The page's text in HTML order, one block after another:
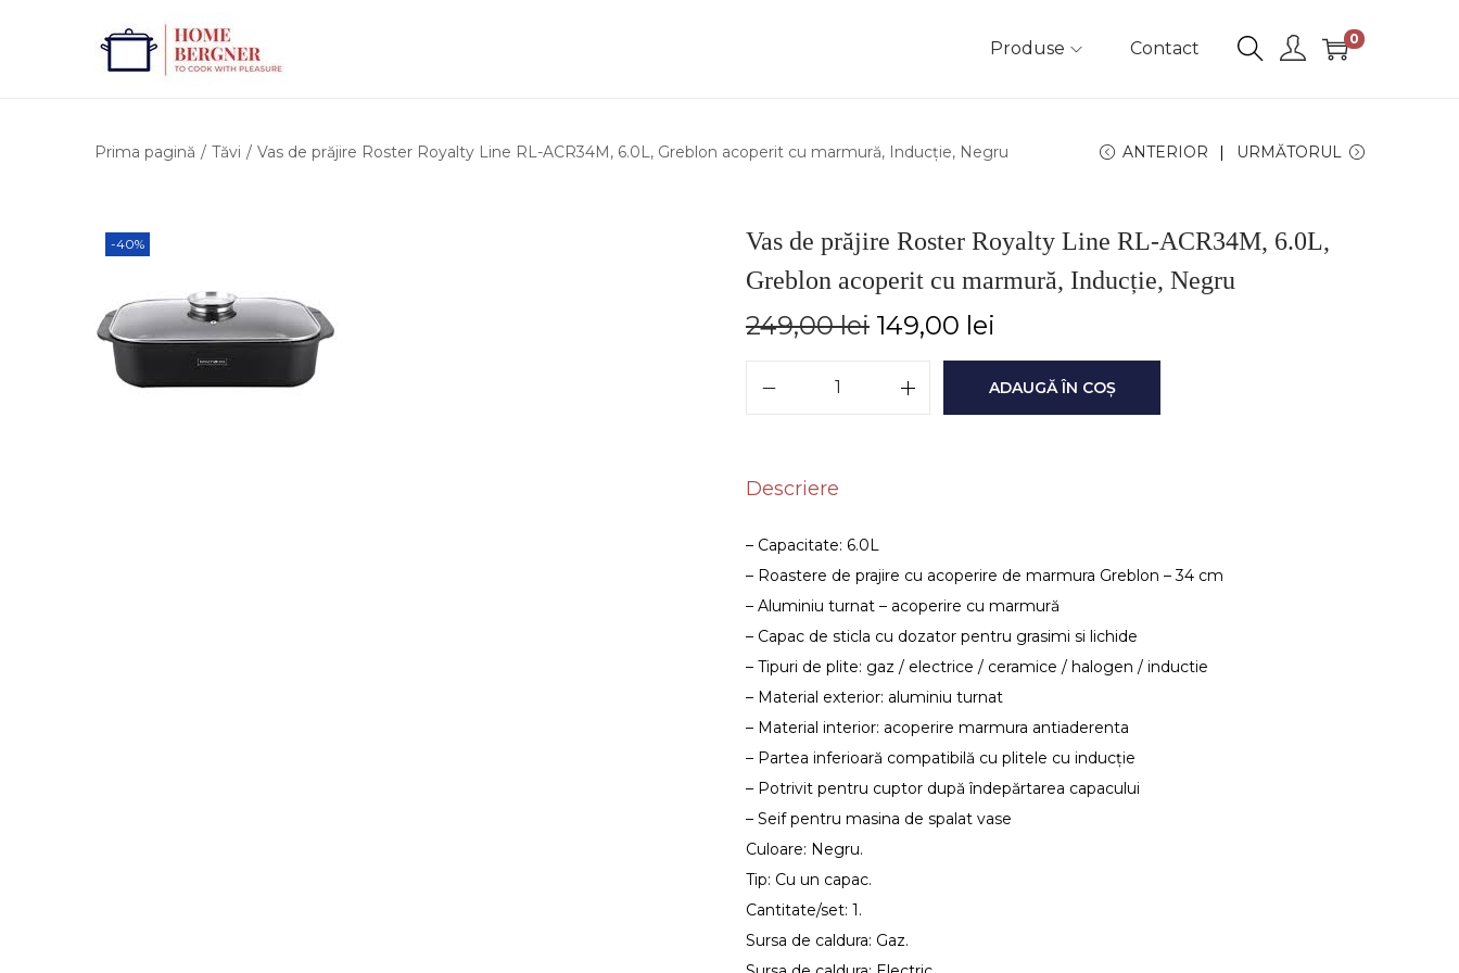
Produse Contact 0
Prima pagină / Tăvi / Vas de prăjire Roster Royalty Line RL-ACR34M, 6.0L, Greblon acoperit cu marmură, Inducție, Negru ANTERIOR URMĂTORUL
-40%
Vas de prăjire Roster Royalty Line RL-ACR34M, 6.0L,
Greblon acoperit cu marmură, Inducție, Negru
249,00lei 149,00 lei
ADAUGĂ ÎN COȘ
Descriere
– Capacitate: 6.0L
– Roastere de prajire cu acoperire de marmura Greblon – 34 cm
– Aluminiu turnat – acoperire cu marmură
– Capac de sticla cu dozator pentru grasimi si lichide
– Tipuri de plite: gaz / electrice / ceramice / halogen / inductie
– Material exterior: aluminiu turnat
– Material interior: acoperire marmura antiaderenta
– Partea inferioară compatibilă cu plitele cu inducție
– Potrivit pentru cuptor după îndepărtarea capacului
– Seif pentru masina de spalat vase
Culoare: Negru.
Tip: Cu un capac.
Cantitate/set: 1.
Sursa de caldura: Gaz.